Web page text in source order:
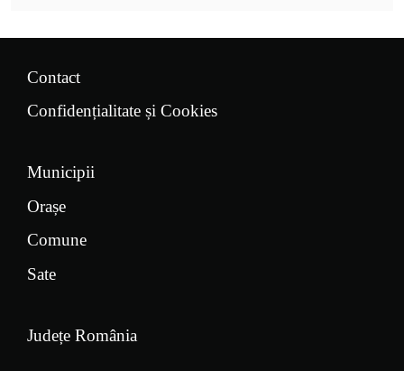
Contact
Confidențialitate și Cookies
Municipii
Orașe
Comune
Sate
Județe România